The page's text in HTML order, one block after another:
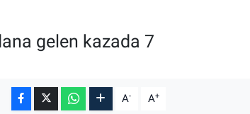
gelen kazada 7
A- A+